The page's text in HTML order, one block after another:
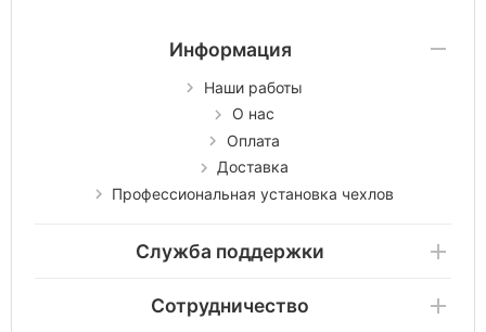
Информация
Наши работы
О нас
Оплата
Доставка
Профессиональная установка чехлов
Служба поддержки
Сотрудничество